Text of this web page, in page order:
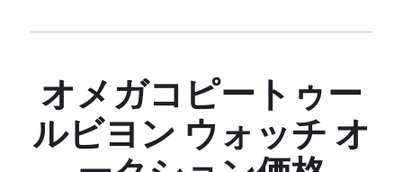
オメガコピートゥー
ルビヨン ウォッチ オ